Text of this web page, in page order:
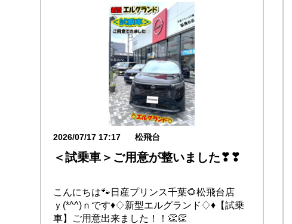
2026/07/17 17:17 松飛台
＜試乗車＞ご用意が整いました❣❣
こんにちは🐾日産プリンス千葉🌻松飛台店
ｙ(*^^)ｎです♦♢新型エルグランド♢♦【試乗
車】ご用意出来ました！！👏👏